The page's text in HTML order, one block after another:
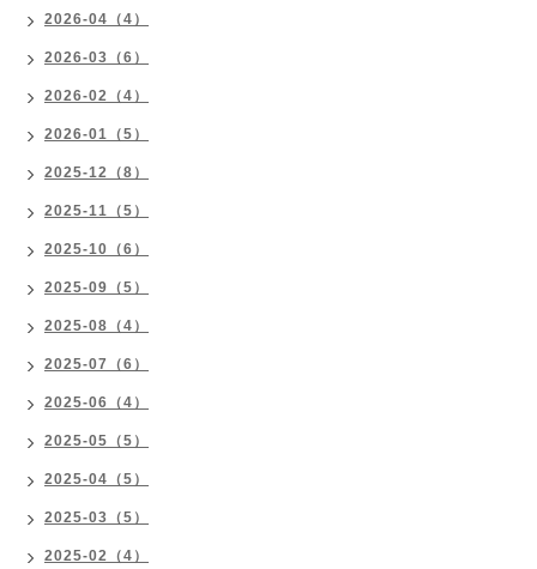
2026-04（4）
2026-03（6）
2026-02（4）
2026-01（5）
2025-12（8）
2025-11（5）
2025-10（6）
2025-09（5）
2025-08（4）
2025-07（6）
2025-06（4）
2025-05（5）
2025-04（5）
2025-03（5）
2025-02（4）